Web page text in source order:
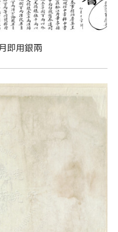
即用銀兩